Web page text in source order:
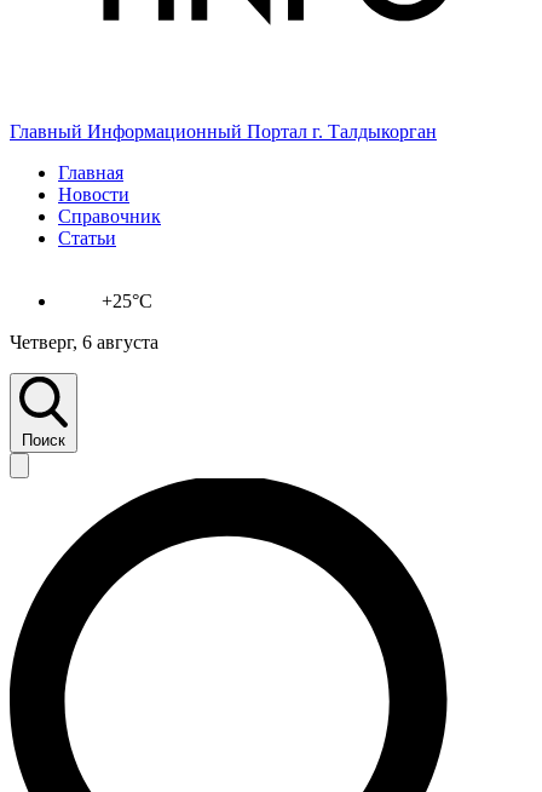
Главный Информационный Портал г. Талдыкорган
Главная
Новости
Справочник
Статьи
+25°C
Четверг, 6 августа
Поиск